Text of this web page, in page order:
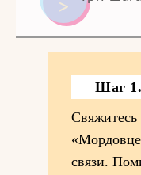
Шаг 1.
связи.